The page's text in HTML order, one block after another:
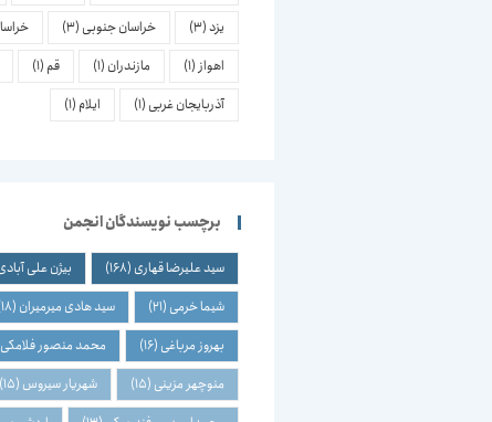
یزد(3) خراسان جنوبی (3)
اهواز (1) مازندران (1) قم (1)
آذربایجان غربی (1) ایلام (1)
برچسب نویسندگان انجمن
سید علیرضا قهاری (168) بیژن علی
شیما خرمی (21) سید هادی میرمیران (18)
بهروز مرباغی (16) محمد منصور فلامکی
منوچهر مزینی (15) شهریار سیروس (15)